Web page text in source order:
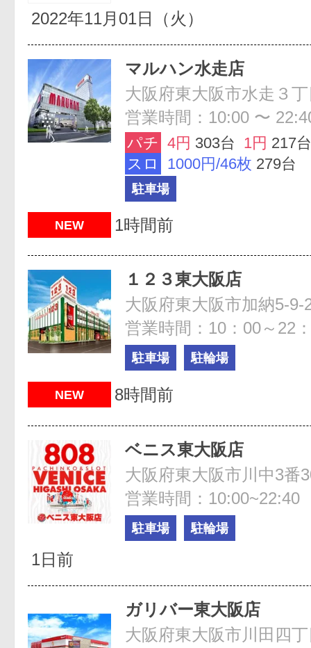
2022年11月01日（火）
マルハン水走店
大阪府東大阪市水走３
営業時間：10:00 〜
パチ 4円 303台 1円 217台
スロ
1000円/46枚 279台
駐車場
NEW 1時間前
１２３東大阪店
大阪府東大阪市加納5-9-
営業時間：10：00～22
駐車場 駐輪場
NEW 8時間前
ベニス東大阪店
大阪府東大阪市川中3番
営業時間：10:00~22:40
駐車場 駐輪場
1日前
ガリバー東大阪店
大阪府東大阪市川田四